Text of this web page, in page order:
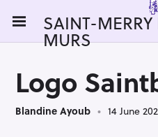
i
SAINT-
MURS
Logo
Blandine Ayoub 14 June